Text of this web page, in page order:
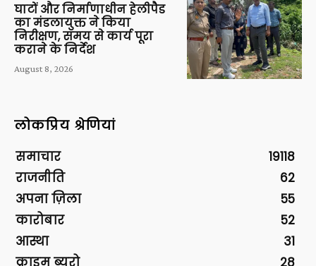
घाटों और निर्माणाधीन हेलीपैड
का मंडलायुक्त ने किया
निरीक्षण, समय से कार्य पूरा
कराने के निर्देश
August 8, 2026
लोकप्रिय श्रेणियां
समाचार
19118
राजनीति
62
अपना ज़िला
55
कारोबार
52
आस्था
31